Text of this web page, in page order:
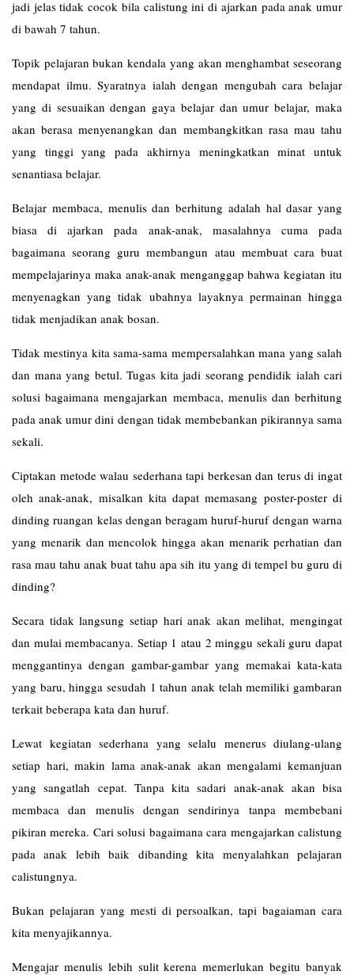
jadi jelas tidak cocok bila calistung ini di ajarkan pada anak umur
di bawah 7 tahun.
Topik pelajaran bukan kendala yang akan menghambat seseorang
mendapat ilmu. Syaratnya ialah dengan mengubah cara belajar
yang di sesuaikan dengan gaya belajar dan umur belajar, maka
akan berasa menyenangkan dan membangkitkan rasa mau tahu
yang tinggi yang pada akhirnya meningkatkan minat untuk
senantiasa belajar.
Belajar membaca, menulis dan berhitung adalah hal dasar yang
biasa di ajarkan pada anak-anak, masalahnya cuma pada
bagaimana seorang guru membangun atau membuat cara buat
mempelajarinya maka anak-anak menganggap bahwa kegiatan itu
menyenagkan yang tidak ubahnya layaknya permainan hingga
tidak menjadikan anak bosan.
Tidak mestinya kita sama-sama mempersalahkan mana yang salah
dan mana yang betul. Tugas kita jadi seorang pendidik ialah cari
solusi bagaimana mengajarkan membaca, menulis dan berhitung
pada anak umur dini dengan tidak membebankan pikirannya sama
sekali.
Ciptakan metode walau sederhana tapi berkesan dan terus di ingat
oleh anak-anak, misalkan kita dapat memasang poster-poster di
dinding ruangan kelas dengan beragam huruf-huruf dengan warna
yang menarik dan mencolok hingga akan menarik perhatian dan
rasa mau tahu anak buat tahu apa sih itu yang di tempel bu guru di
dinding?
Secara tidak langsung setiap hari anak akan melihat, mengingat
dan mulai membacanya. Setiap 1 atau 2 minggu sekali guru dapat
menggantinya dengan gambar-gambar yang memakai kata-kata
yang baru, hingga sesudah 1 tahun anak telah memiliki gambaran
terkait beberapa kata dan huruf.
Lewat kegiatan sederhana yang selalu menerus diulang-ulang
setiap hari, makin lama anak-anak akan mengalami kemanjuan
yang sangatlah cepat. Tanpa kita sadari anak-anak akan bisa
membaca dan menulis dengan sendirinya tanpa membebani
pikiran mereka. Cari solusi bagaimana cara mengajarkan calistung
pada anak lebih baik dibanding kita menyalahkan pelajaran
calistungnya.
Bukan pelajaran yang mesti di persoalkan, tapi bagaiaman cara
kita menyajikannya.
Mengajar menulis lebih sulit kerena memerlukan begitu banyak